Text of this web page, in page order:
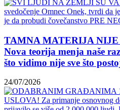
TAMNA MATERIJA
Nova teorija menja naše
što vidimo nije sve što
24/07/2026